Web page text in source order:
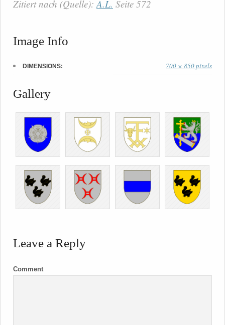
Zitiert nach (Quelle):A.L. Seite 572
Image Info
DIMENSIONS: 700 × 850 pixels
Gallery
Leave a Reply
Comment